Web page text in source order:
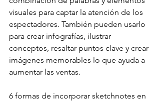
visuales para captar la atención de los
espectadores. También pueden usarlo
para crear infografías, ilustrar
conceptos, resaltar puntos clave y crear
imágenes memorables lo que ayuda a
aumentar las ventas.
6 formas de incorporar sketchnotes en